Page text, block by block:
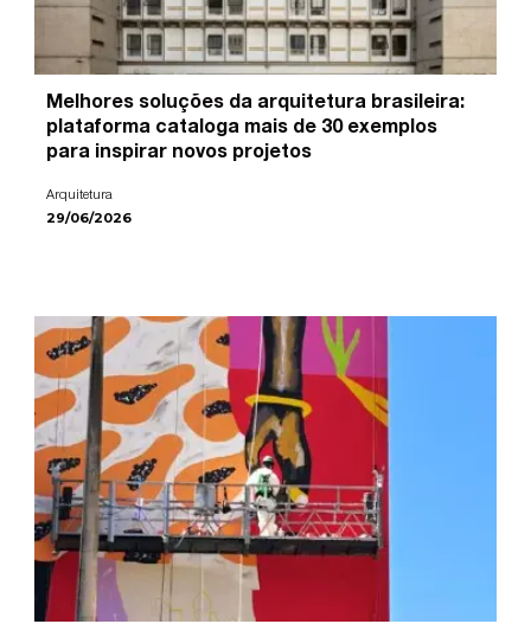
Melhores soluções da arquitetura brasileira:
plataforma cataloga mais de 30 exemplos
para inspirar novos projetos
Arquitetura
29/06/2026